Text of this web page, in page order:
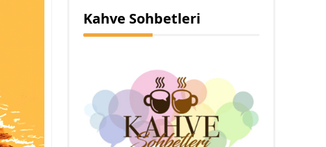
Kahve Sohbetleri